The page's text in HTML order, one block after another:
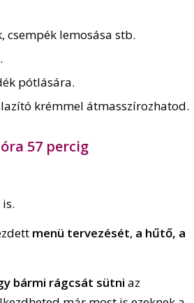
lemosása stb.
pótlására.
krémmel átmasszírozhatod.
57 percig
menü tervezését, a hűtő, a
bármi rágcsát sütni az